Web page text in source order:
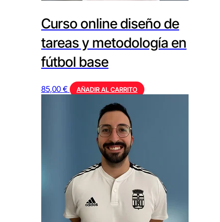
Curso online diseño de
tareas y metodología en
fútbol base
85,00 € AÑADIR AL CARRITO